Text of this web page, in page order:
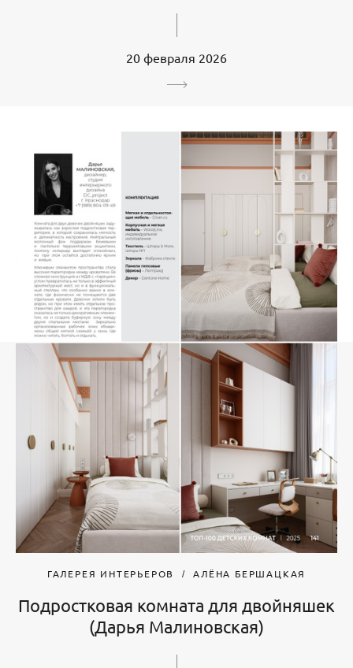
20 февраля 2026
ГАЛЕРЕЯ ИНТЕРЬЕРОВ АЛЁНА БЕРШАЦКАЯ
Подростковая комната для двойняшек
(Дарья Малиновская)